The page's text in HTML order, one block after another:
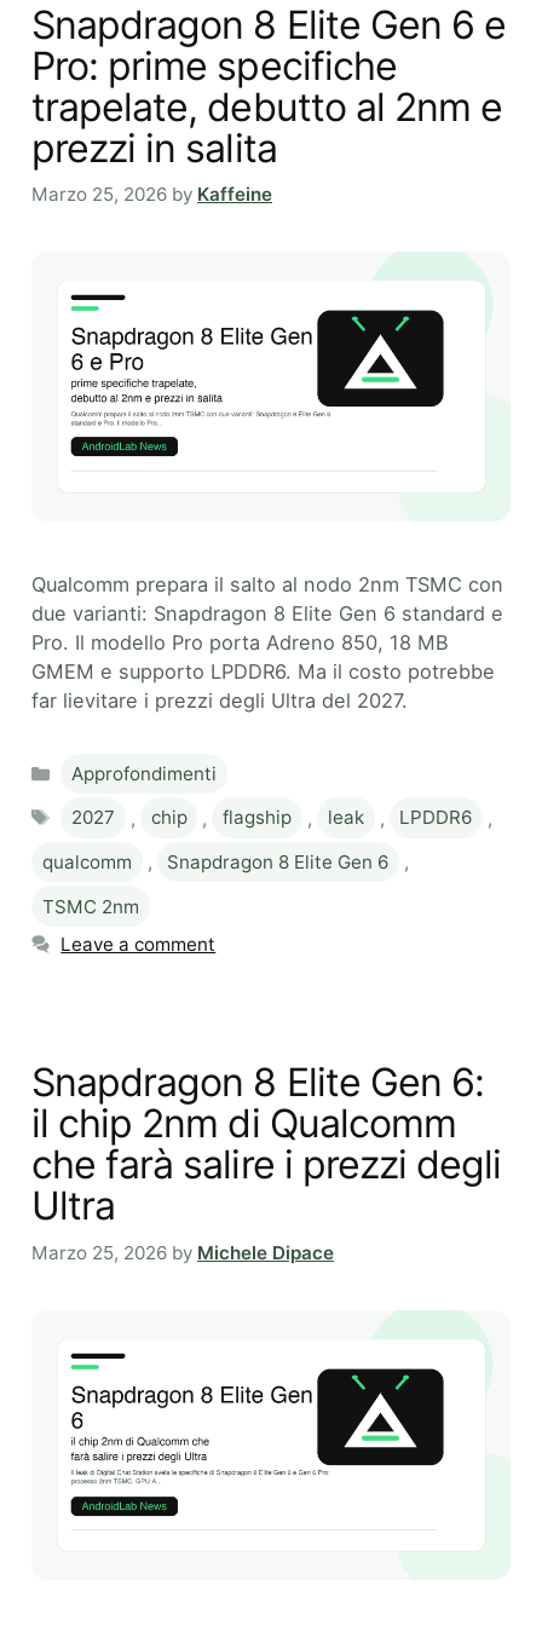
Snapdragon 8 Elite Gen 6 e
Pro: prime specifiche
trapelate, debutto al 2nm e
prezzi in salita
Marzo 25, 2026 by Kaffeine
Qualcomm prepara il salto al nodo 2nm TSMC con
due varianti: Snapdragon 8 Elite Gen 6 standard e
Pro. Il modello Pro porta Adreno 850, 18 MB
GMEM e supporto LPDDR6. Ma il costo potrebbe
far lievitare i prezzi degli Ultra del 2027.
Categories
Approfondimenti
Tags
2027 , chip , flagship , leak , LPDDR6
,
qualcomm
, Snapdragon 8 Elite Gen 6
,
TSMC 2nm
Leave a comment
Snapdragon 8 Elite Gen 6:
il chip 2nm di Qualcomm
che farà salire i prezzi degli
Ultra
Marzo 25, 2026 by Michele Dipace